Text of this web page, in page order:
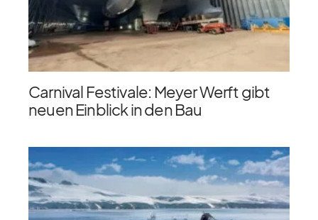
Carnival Festivale: Meyer Werft gibt
neuen Einblick in den Bau